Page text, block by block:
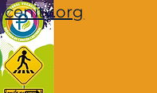
cenity.org